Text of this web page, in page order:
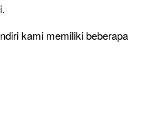
kami memiliki beberapa